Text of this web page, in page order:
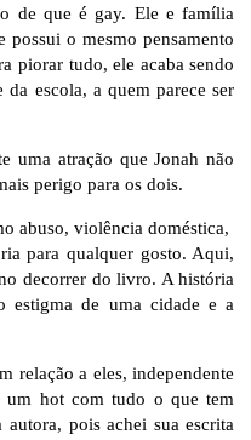
de que é gay. Ele e família
possui o mesmo pensamento
piorar tudo, ele acaba sendo
escola, a quem parece ser
uma atração que Jonah não
perigo para os dois.
abuso, violência doméstica,
para qualquer gosto. Aqui,
decorrer do livro. A história
estigma de uma cidade e a
relação a eles, independente
um hot com tudo o que tem
pois achei sua escrita